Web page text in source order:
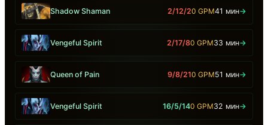
Shadow Shaman 2/12/20 GPM41 мин→
Vengeful Spirit 2/17/80 GPM33 мин→
Queen of Pain 9/8/210 GPM51 мин→
Vengeful Spirit 16/5/140 GPM32 мин→